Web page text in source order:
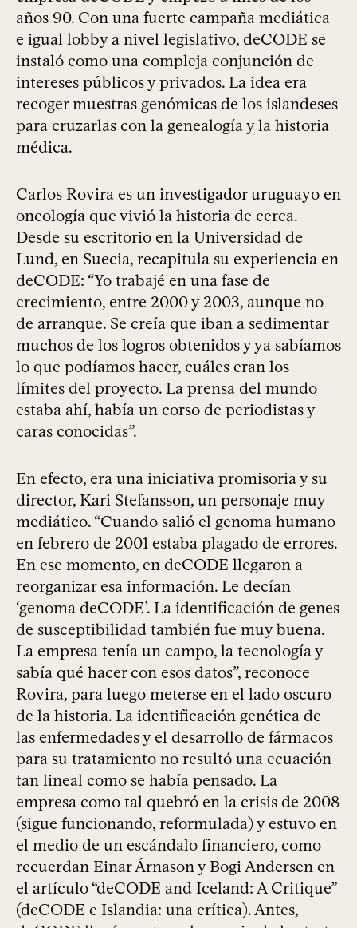
años 90. Con una fuerte campaña mediática
e igual lobby a nivel legislativo, deCODE se
instaló como una compleja conjunción de
intereses públicos y privados. La idea era
recoger muestras genómicas de los islandeses
para cruzarlas con la genealogía y la historia
médica.
Carlos Rovira es un investigador uruguayo en
oncología que vivió la historia de cerca.
Desde su escritorio en la Universidad de
Lund, en Suecia, recapitula su experiencia en
deCODE: “Yo trabajé en una fase de
crecimiento, entre 2000 y 2003, aunque no
de arranque. Se creía que iban a sedimentar
muchos de los logros obtenidos y ya sabíamos
lo que podíamos hacer, cuáles eran los
límites del proyecto. La prensa del mundo
estaba ahí, había un corso de periodistas y
caras conocidas”.
En efecto, era una iniciativa promisoria y su
director, Kari Stefansson, un personaje muy
mediático. “Cuando salió el genoma humano
en febrero de 2001 estaba plagado de errores.
En ese momento, en deCODE llegaron a
reorganizar esa información. Le decían
‘genoma deCODE’. La identificación de genes
de susceptibilidad también fue muy buena.
La empresa tenía un campo, la tecnología y
sabía qué hacer con esos datos”, reconoce
Rovira, para luego meterse en el lado oscuro
de la historia. La identificación genética de
las enfermedades y el desarrollo de fármacos
para su tratamiento no resultó una ecuación
tan lineal como se había pensado. La
empresa como tal quebró en la crisis de 2008
(sigue funcionando, reformulada) y estuvo en
el medio de un escándalo financiero, como
recuerdan Einar Árnason y Bogi Andersen en
el artículo “deCODE and Iceland: A Critique”
(deCODE e Islandia: una crítica). Antes,